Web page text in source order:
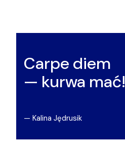
Carpe diem
— kurwa mać!
— Kalina Jędrusik